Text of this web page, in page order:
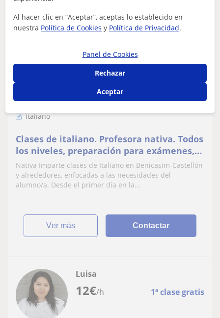
15€/h 1ª clase gratis
Castellón De La Plana, Almazo...
Italiano
Clases de italiano. Profesora nativa. Todos
los niveles, preparación para exámenes,
formación de empresas, Erasmus
Nativa Imparte clases de Italiano en Benicasim-Castellón
y alrededores, enfocadas a las necesidades del
alumno/a. Desde el primer día en la...
ver más Contactar
12€/h 1ª clase gratis
Luisa
Al hacer clic en “Aceptar”, aceptas lo establecido en
nuestra Política de Cookies y Política de Privacidad.
Panel de Cookies
Rechazar
Aceptar